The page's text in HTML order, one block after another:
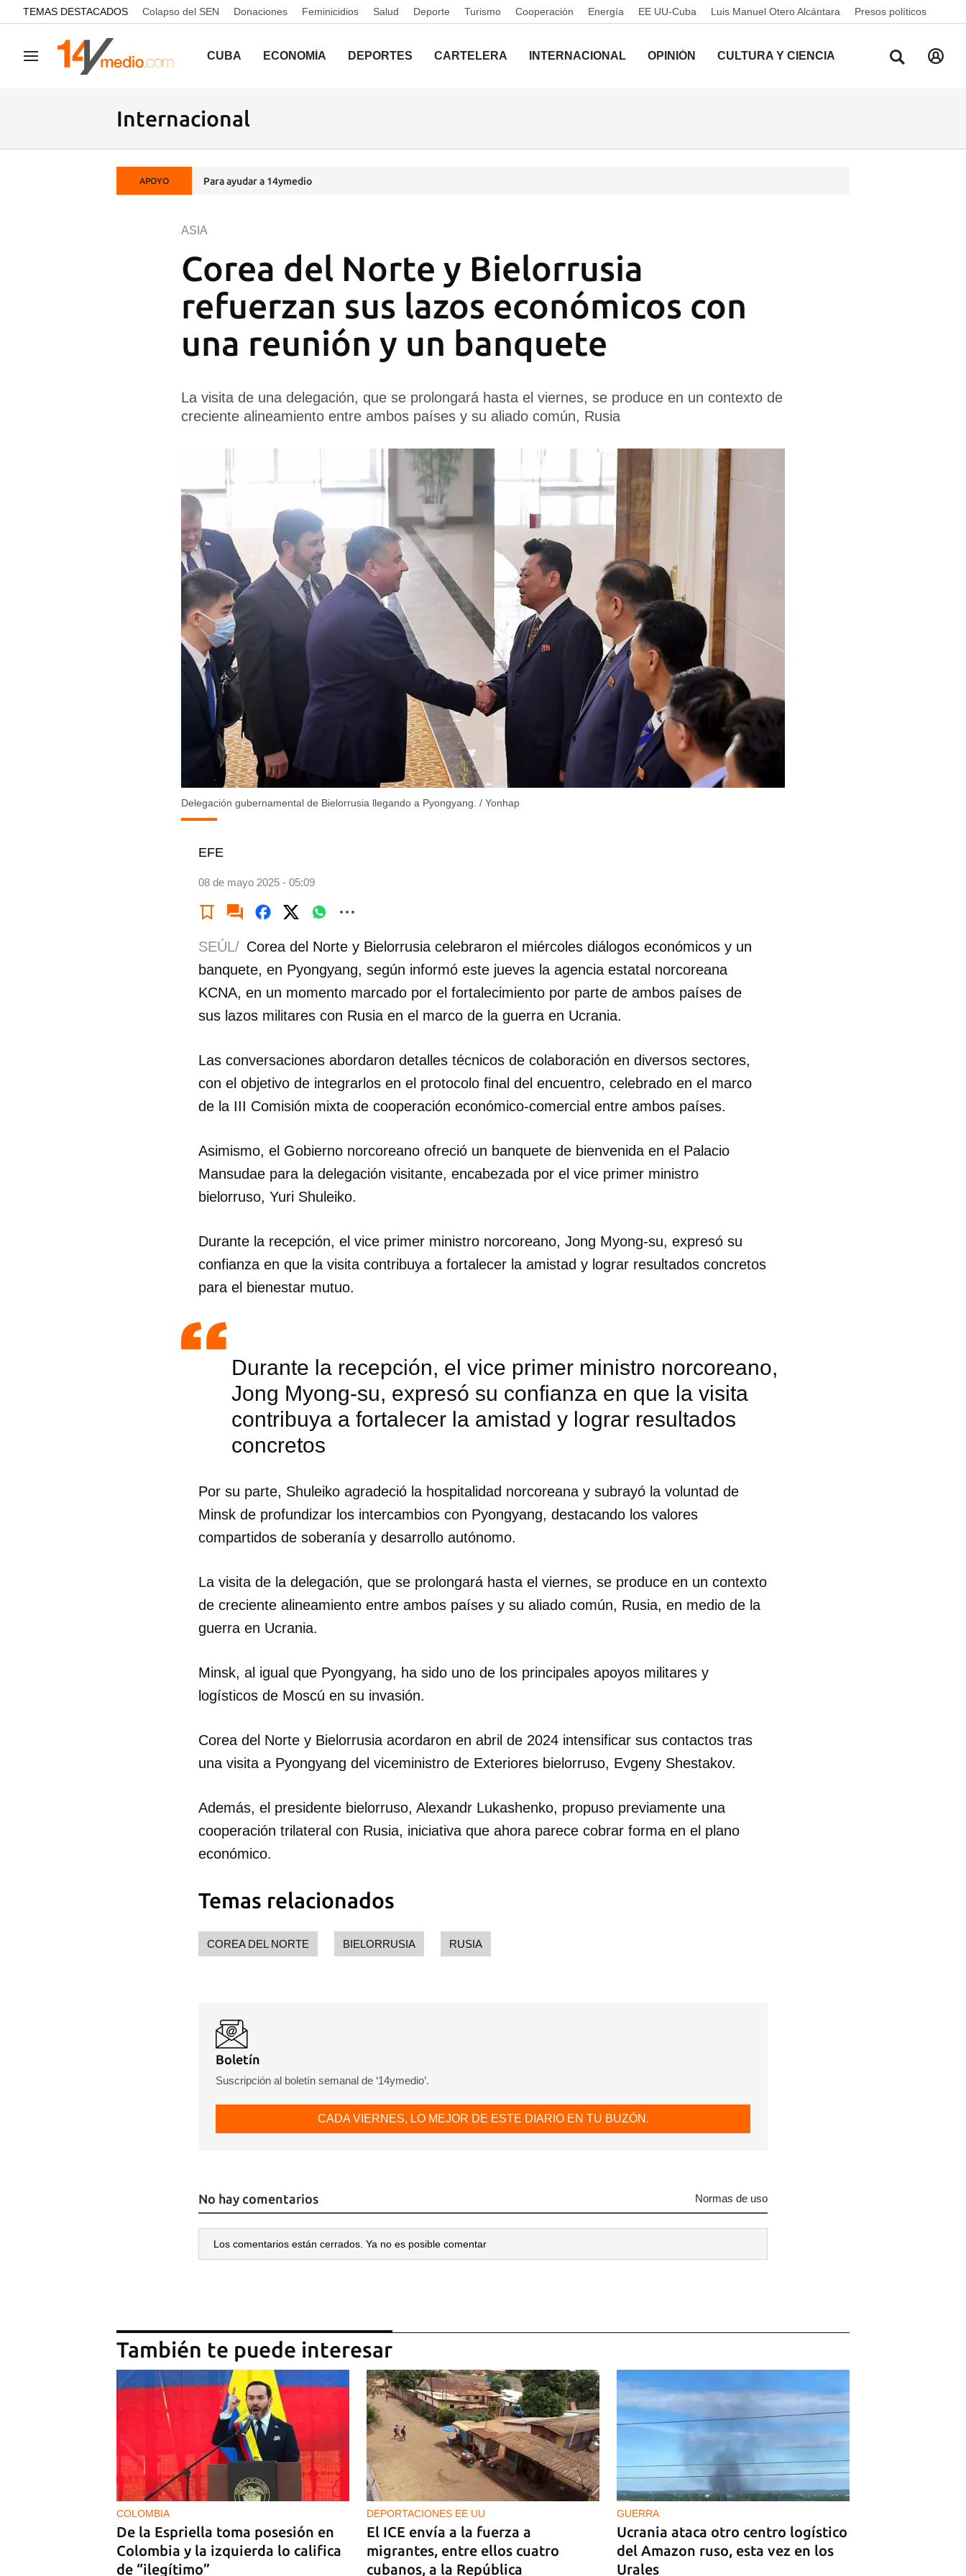
common.go-to-content
TEMAS DESTACADOS Colapso del SEN Donaciones Feminicidios Salud Deporte Turismo Cooperación Energía EE UU-Cuba Luis Manuel Otero Alcántara Presos políticos
Navegación CUBA ECONOMÍA DEPORTES CARTELERA INTERNACIONAL OPINIÓN CULTURA Y CIENCIA
Internacional
APOYO Para ayudar a 14ymedio
Corea del Norte y Bielorrusia
refuerzan sus lazos económicos con
una reunión y un banquete
ASIA
La visita de una delegación, que se prolongará hasta el viernes, se produce en un contexto de
creciente alineamiento entre ambos países y su aliado común, Rusia
Delegación gubernamental de Bielorrusia llegando a Pyongyang. / Yonhap
EFE
08 de mayo 2025 - 05:09
Guardar como favorito
cuenta de 14ymedio.
SEÚL/ Corea del Norte y Bielorrusia celebraron el miércoles diálogos económicos y un
banquete, en Pyongyang, según informó este jueves la agencia estatal norcoreana
KCNA, en un momento marcado por el fortalecimiento por parte de ambos países de
sus lazos militares con Rusia en el marco de la guerra en Ucrania.
Las conversaciones abordaron detalles técnicos de colaboración en diversos sectores,
con el objetivo de integrarlos en el protocolo final del encuentro, celebrado en el marco
de la III Comisión mixta de cooperación económico-comercial entre ambos países.
Asimismo, el Gobierno norcoreano ofreció un banquete de bienvenida en el Palacio
Mansudae para la delegación visitante, encabezada por el vice primer ministro
bielorruso, Yuri Shuleiko.
Durante la recepción, el vice primer ministro norcoreano, Jong Myong-su, expresó su
confianza en que la visita contribuya a fortalecer la amistad y lograr resultados concretos
para el bienestar mutuo.
Durante la recepción, el vice primer ministro norcoreano,
Jong Myong-su, expresó su confianza en que la visita
contribuya a fortalecer la amistad y lograr resultados
concretos
Por su parte, Shuleiko agradeció la hospitalidad norcoreana y subrayó la voluntad de
Minsk de profundizar los intercambios con Pyongyang, destacando los valores
compartidos de soberanía y desarrollo autónomo.
La visita de la delegación, que se prolongará hasta el viernes, se produce en un contexto
de creciente alineamiento entre ambos países y su aliado común, Rusia, en medio de la
guerra en Ucrania.
Minsk, al igual que Pyongyang, ha sido uno de los principales apoyos militares y
logísticos de Moscú en su invasión.
Corea del Norte y Bielorrusia acordaron en abril de 2024 intensificar sus contactos tras
una visita a Pyongyang del viceministro de Exteriores bielorruso, Evgeny Shestakov.
Además, el presidente bielorruso, Alexandr Lukashenko, propuso previamente una
cooperación trilateral con Rusia, iniciativa que ahora parece cobrar forma en el plano
económico.
Temas relacionados
COREA DEL NORTE BIELORRUSIA RUSIA
Boletín
Suscripción al boletín semanal de ‘14ymedio’.
CADA VIERNES, LO MEJOR DE ESTE DIARIO EN TU BUZÓN.
No hay comentarios Normas de uso
Los comentarios están cerrados. Ya no es posible comentar
También te puede interesar
COLOMBIA
De la Espriella toma posesión en
Colombia y la izquierda lo califica
de “ilegítimo”
DEPORTACIONES EE UU
El ICE envía a la fuerza a
migrantes, entre ellos cuatro
cubanos, a la República
GUERRA
Ucrania ataca otro centro logístico
del Amazon ruso, esta vez en los
Urales